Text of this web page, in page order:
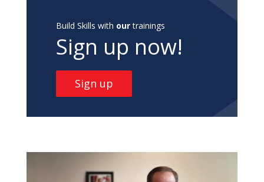
Build Skills with ourtrainings
Sign up now!
Sign up